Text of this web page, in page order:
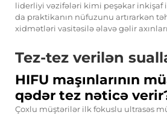
liderliyi vəzifələri kimi peşəkar inkişaf
da praktikanın nüfuzunu artırarkən
xidmətləri vasitəsilə əlavə gəlir axınları
Tez-tez verilən
HIFU maşınlarının
qədər tez nəticə
Çoxlu müştərilər ilk fokuslu ultrasəs